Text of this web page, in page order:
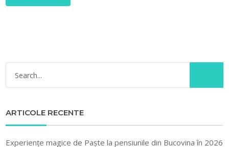
ARTICOLE RECENTE
Experiențe magice de Paște la pensiunile din Bucovina în 2026